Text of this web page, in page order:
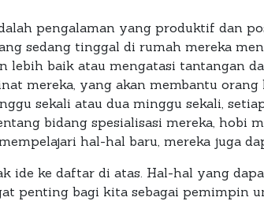
pengalaman yang produktif dan
sedang tinggal di rumah mereka
lebih baik atau mengatasi tantangan
mereka, yang akan membantu
sekali atau dua minggu sekali,
bidang spesialisasi mereka, hobi
hal-hal baru, mereka juga
ide ke daftar di atas. Hal-hal yang
penting bagi kita sebagai pemimpin